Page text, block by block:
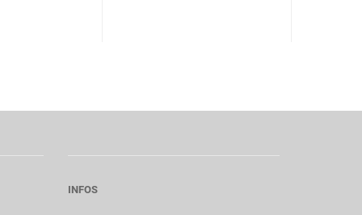
INFOS